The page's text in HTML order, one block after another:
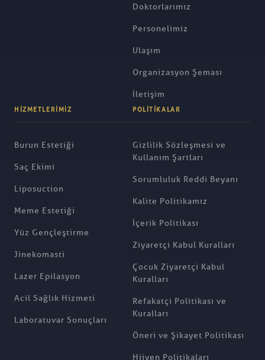
Doktorlarımız
Personelimiz
Ulaşım
Organizasyon Şeması
İletişim
HIZMETLERIMIZ
Burun Estetiği
Saç Ekimi
Liposuction
Meme Estetiği
Yüz Gençleştirme
Jinekomasti
Lazer Epilasyon
Acil Sağlık Hizmeti
Laboratuvar Sonuçları
POLITIKALAR
Gizlilik Sözleşmesi ve
Kullanım Şartları
Sorumluluk Reddi Beyanı
Kalite Politikamız
İçerik Politikası
Ziyaretçi Kabul Kuralları
Çocuk Ziyaretçi Kabul
Kuralları
Refakatçi Politikası ve
Kuralları
Öneri ve Şikayet Politikası
Hijyen Politikaları